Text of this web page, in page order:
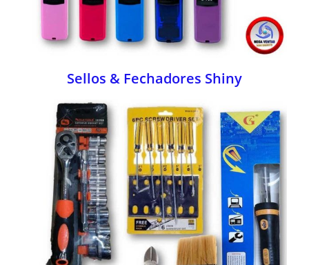
Sellos & Fechadores Shiny